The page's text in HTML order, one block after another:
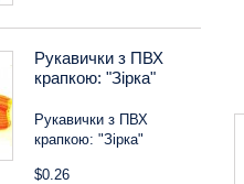
Рукавички з ПВХ
крапкою: "Зірка"
Рукавички з ПВХ
крапкою: "Зірка"
$0.26